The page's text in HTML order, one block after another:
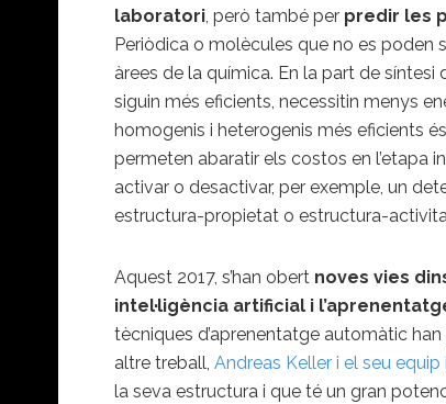
laboratori, però també per predir les
Periòdica o molècules que no es poden
àrees de la química. En la part de
siguin més eficients, necessitin menys
homogenis i heterogenis més eficients
permeten abaratir els costos en l’etapa
activar o desactivar, per exemple, un
estructura-propietat o estructura-
Aquest 2017, s’han obert noves vies
intel·ligència artificial i
tècniques d’aprenentatge automàtic
altre treball,Andreas Keller i el seu
la seva estructura i que té un gran